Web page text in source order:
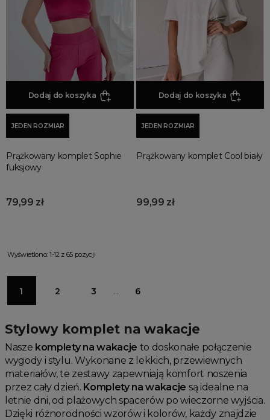
Dodaj do koszyka
JEDEN ROZMIAR
Prążkowany komplet Sophie
fuksjowy
79,99 zł
Dodaj do koszyka
JEDEN ROZMIAR
Prążkowany komplet Cool biały
99,99 zł
Wyświetlono: 1-12 z 65 pozycji
1 2 3 … 6
Stylowy komplet na wakacje
Nasze komplety na wakacje to doskonałe połączenie
wygody i stylu. Wykonane z lekkich, przewiewnych
materiałów, te zestawy zapewniają komfort noszenia
przez cały dzień. Komplety na wakacje są idealne na
letnie dni, od plażowych spacerów po wieczorne wyjścia.
Dzięki różnorodności wzorów i kolorów, każdy znajdzie